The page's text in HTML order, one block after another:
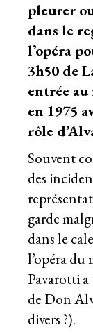
pleurer
dans le
l’opéra
3h50 de
entrée au
en 1975
rôle
Souvent
des
garde
dans le
l’opéra du
Pavarotti
de Don
divers ?).